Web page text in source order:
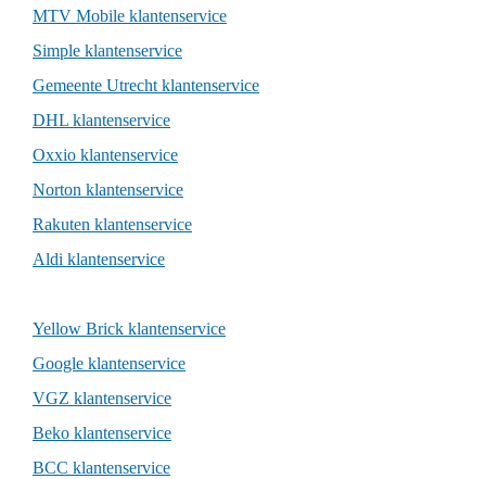
MTV Mobile klantenservice
Simple klantenservice
Gemeente Utrecht klantenservice
DHL klantenservice
Oxxio klantenservice
Norton klantenservice
Rakuten klantenservice
Aldi klantenservice
Yellow Brick klantenservice
Google klantenservice
VGZ klantenservice
Beko klantenservice
BCC klantenservice